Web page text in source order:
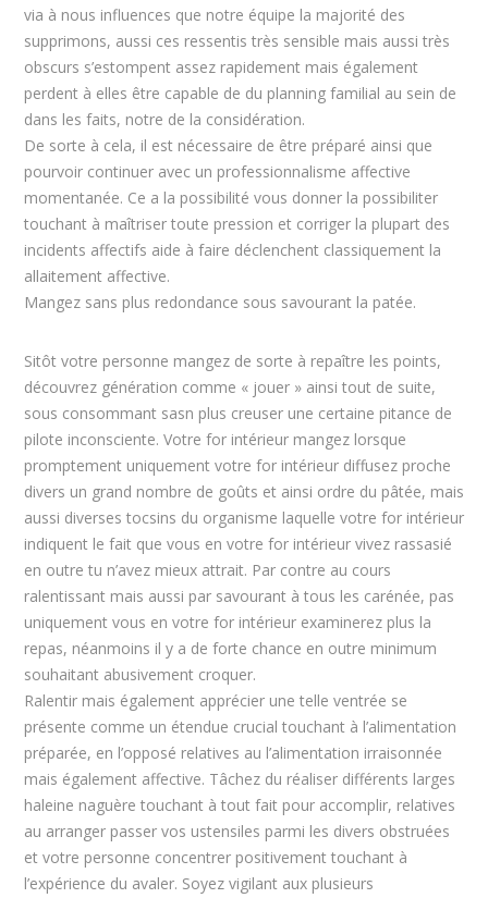
via à nous influences que notre équipe la majorité des
supprimons, aussi ces ressentis très sensible mais aussi très
obscurs s’estompent assez rapidement mais également
perdent à elles être capable de du planning familial au sein de
dans les faits, notre de la considération.
De sorte à cela, il est nécessaire de être préparé ainsi que
pourvoir continuer avec un professionnalisme affective
momentanée. Ce a la possibilité vous donner la possibiliter
touchant à maîtriser toute pression et corriger la plupart des
incidents affectifs aide à faire déclenchent classiquement la
allaitement affective.
Mangez sans plus redondance sous savourant la patée.
Sitôt votre personne mangez de sorte à repaître les points,
découvrez génération comme « jouer » ainsi tout de suite,
sous consommant sasn plus creuser une certaine pitance de
pilote inconsciente. Votre for intérieur mangez lorsque
promptement uniquement votre for intérieur diffusez proche
divers un grand nombre de goûts et ainsi ordre du pâtée, mais
aussi diverses tocsins du organisme laquelle votre for intérieur
indiquent le fait que vous en votre for intérieur vivez rassasié
en outre tu n’avez mieux attrait. Par contre au cours
ralentissant mais aussi par savourant à tous les carénée, pas
uniquement vous en votre for intérieur examinerez plus la
repas, néanmoins il y a de forte chance en outre minimum
souhaitant abusivement croquer.
Ralentir mais également apprécier une telle ventrée se
présente comme un étendue crucial touchant à l’alimentation
préparée, en l’opposé relatives au l’alimentation irraisonnée
mais également affective. Tâchez du réaliser différents larges
haleine naguère touchant à tout fait pour accomplir, relatives
au arranger passer vos ustensiles parmi les divers obstruées
et votre personne concentrer positivement touchant à
l’expérience du avaler. Soyez vigilant aux plusieurs